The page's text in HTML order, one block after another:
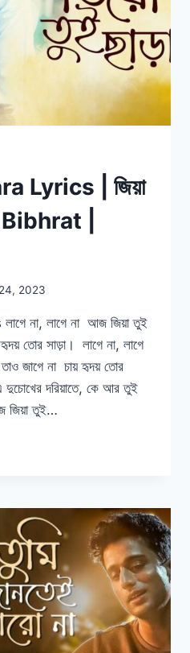
Lyrics | জিয়া
|
2023
না, লাগে না আজ জিয়া তুই
তোর সাড়া। লাগে না, লাগে
জাগে না চায় হৃদয় তোর
দুচোখের দরিয়াতে, কে আর তুই
জিয়া তুই…